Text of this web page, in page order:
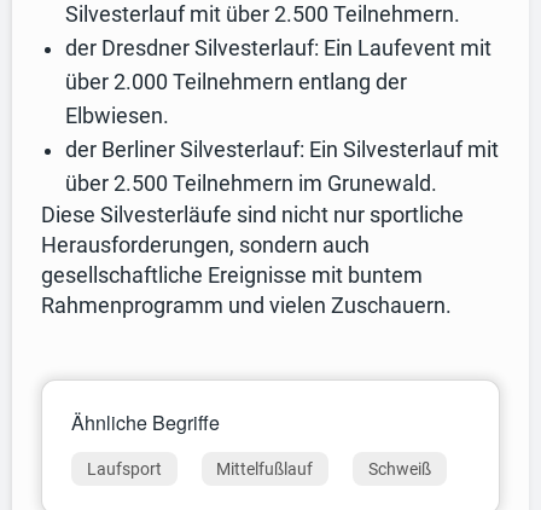
Silvesterlauf mit über 2.500 Teilnehmern.
der Dresdner Silvesterlauf: Ein Laufevent mit
über 2.000 Teilnehmern entlang der
Elbwiesen.
der Berliner Silvesterlauf: Ein Silvesterlauf mit
über 2.500 Teilnehmern im Grunewald.
Diese Silvesterläufe sind nicht nur sportliche
Herausforderungen, sondern auch
gesellschaftliche Ereignisse mit buntem
Rahmenprogramm und vielen Zuschauern.
Ähnliche Begriffe
Laufsport Mittelfußlauf Schweiß